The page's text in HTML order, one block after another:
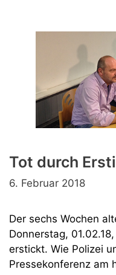
half
ihr
Tot durch
6. Februar 2018
Der sechs Wochen
Donnerstag,
erstickt. Wie Polizei
Pressekonferenz am